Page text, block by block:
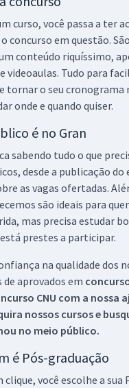
curso, você passa a ter
concurso em questão.
conteúdo riquíssimo,
videoaulas. Tudo para
tornar o seu cronograma
onde e quando quiser.
é no Gran
sabendo tudo o que
desde a publicação do
as vagas ofertadas.
são ideais para
mas precisa estudar
prestes a participar.
na qualidade dos
aprovados em
CNU com a nossa
nossos cursos e
no meio público.
é Pós-graduação
clique, você escolhe a sua